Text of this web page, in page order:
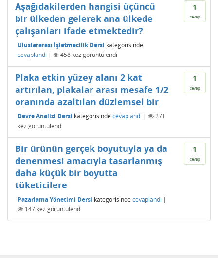
1
cevap
Aşağıdakilerden hangisi üçüncü
bir ülkeden gelerek ana ülkede
çalışanları ifade etmektedir?
Uluslararası İşletmecilik Dersi kategorisinde
cevaplandı | 458 kez görüntülendi
1
cevap
Plaka etkin yüzey alanı 2 kat
artırılan, plakalar arası mesafe 1/2
oranında azaltılan düzlemsel bir
Devre Analizi Dersi kategorisinde cevaplandı |
271
kez görüntülendi
1
cevap
Bir ürünün gerçek boyutuyla ya da
denenmesi amacıyla tasarlanmış
daha küçük bir boyutta
tüketicilere
Pazarlama Yönetimi Dersi kategorisinde cevaplandı |
147 kez görüntülendi